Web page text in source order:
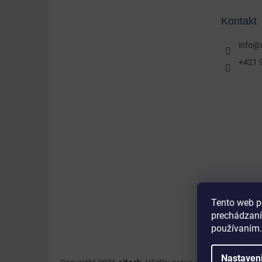
Tento web
Kontakt
info@
+421